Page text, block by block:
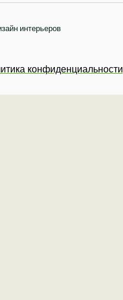
интерьеров
конфиденциальности